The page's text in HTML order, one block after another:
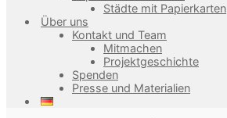
Städte mit Papierkarten
Über uns
Kontakt und Team
Mitmachen
Projektgeschichte
Spenden
Presse und Materialien